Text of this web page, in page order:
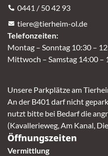
0441 / 50 42 93
tiere@tierheim-ol.de
Telefonzeiten:
Montag – Sonntag 10:30 –
Mittwoch – Samstag 14:00 –
Unsere Parkplätze am
An der B401 darf nicht
nutzt bitte bei Bedarf die
(Kavallerieweg, Am Kanal,
Öffnungszeiten
Vermittlung